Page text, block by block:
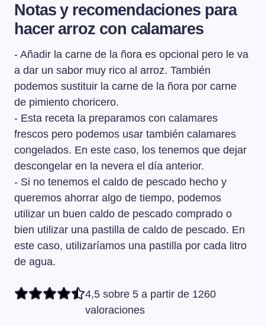
hacemos un arroz de guarnición, tipo arroz blanco,
usaremos unos 50 gramos por persona. Si hacemos un
gramos por persona. Y si hacemos de postre un arroz
con leche, calcularemos unos 30 gramos por persona.
Notas y recomendaciones para
hacer arroz con calamares
- Añadir la carne de la ñora es opcional pero le va
a dar un sabor muy rico al arroz. También
podemos sustituir la carne de la ñora por carne
de pimiento choricero.
- Esta receta la preparamos con calamares
frescos pero podemos usar también calamares
congelados. En este caso, los tenemos que dejar
descongelar en la nevera el día anterior.
- Si no tenemos el caldo de pescado hecho y
queremos ahorrar algo de tiempo, podemos
utilizar un buen caldo de pescado comprado o
bien utilizar una pastilla de caldo de pescado. En
este caso, utilizaríamos una pastilla por cada litro
de agua.
4,5 sobre 5 a partir de 1260
valoraciones